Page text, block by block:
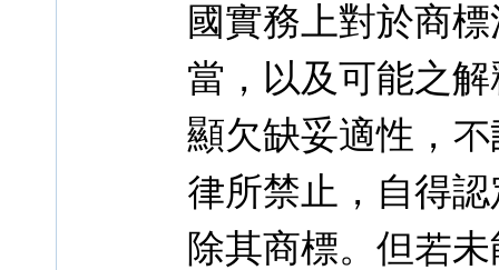
國實務上對於商
當，以及可能之
顯欠缺妥適性，
律所禁止，自得
除其商標。但若